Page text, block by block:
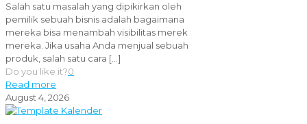
Salah satu masalah yang dipikirkan oleh
pemilik sebuah bisnis adalah bagaimana
mereka bisa menambah visibilitas merek
mereka. Jika usaha Anda menjual sebuah
produk, salah satu cara […]
Do you like it?0
Read more
August 4, 2026